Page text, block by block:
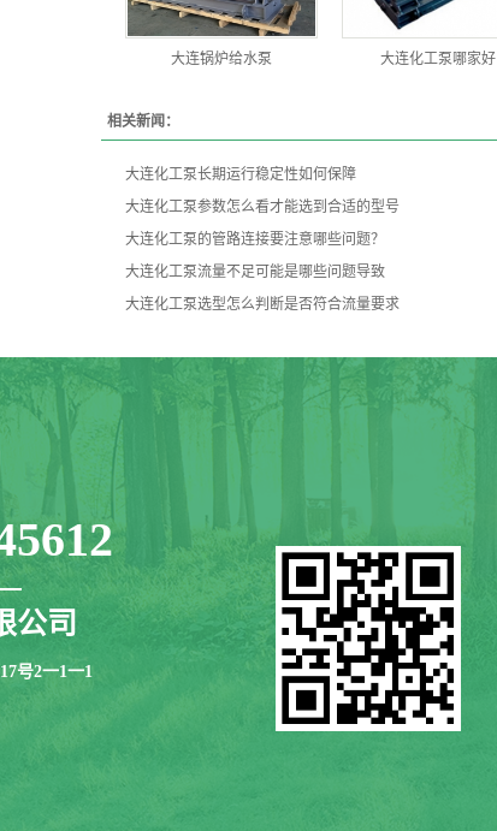
大连锅炉给水泵 大连化工泵哪家好
相关新闻：
大连化工泵长期运行稳定性如何保障
大连化工泵参数怎么看才能选到合适的型号
大连化工泵的管路连接要注意哪些问题？
大连化工泵流量不足可能是哪些问题导致
大连化工泵选型怎么判断是否符合流量要求
公司
号2一1一1